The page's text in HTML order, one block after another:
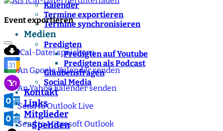
Kalender
Termine exportieren
Termine synchronisieren
Medien
Predigten
Predigten auf Youtube
Predigten als Podcast
Glaubensfragen
Social Media
Kontakt
Links
Mitglieder
">Spenden
Event exportieren
iCal-Datei speichern
An Google Kalender senden
An Yahoo Kalender senden
Send to Outlook Live
Send to Microsoft Outlook